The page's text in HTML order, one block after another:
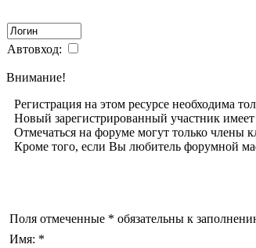
Автовход:
Внимание!
Регистрация на этом ресурсе необходима
Новый зарегистрированный участник
Отмечаться на форуме могут только члены
Кроме того, если Вы любитель форумной
Поля отмеченные * обязательны к
Имя: *